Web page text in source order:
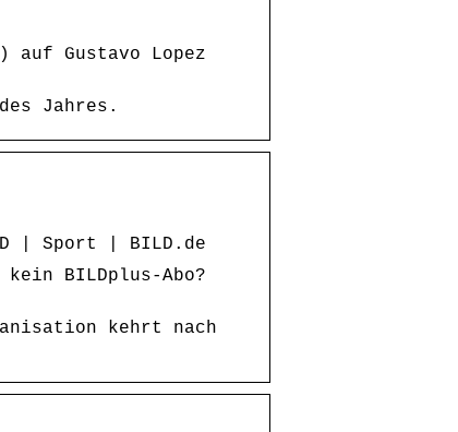
Gustavo Lopez
Jahres.
| Sport | BILD.de
BILDplus-Abo?
kehrt nach